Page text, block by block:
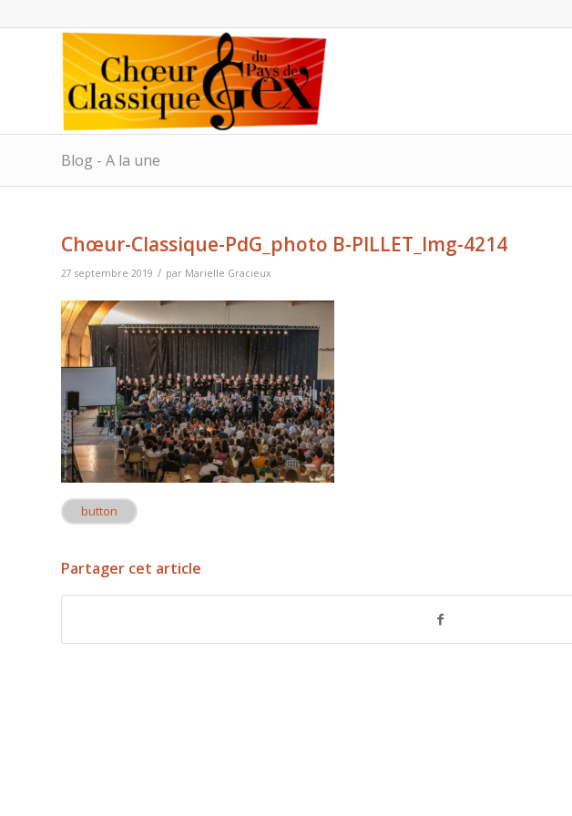
Blog - A la une
Chœur-Classique-PdG_photo B-PILLET_Img-4214
27 septembre 2019 / par Marielle Gracieux
button
Partager cet article